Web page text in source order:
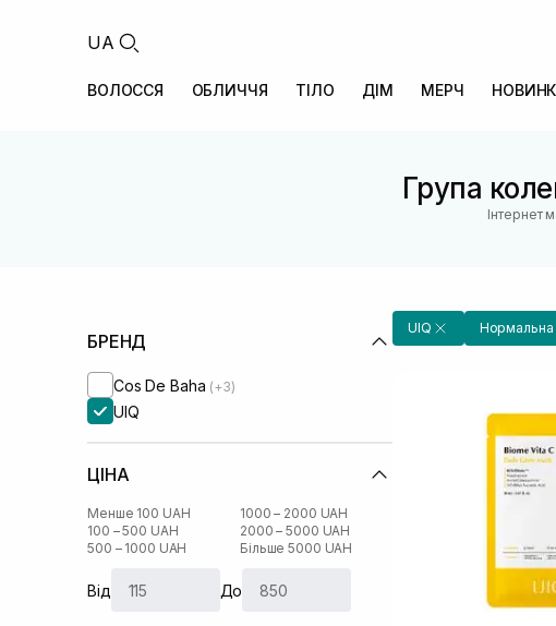
UA
ВОЛОССЯ ОБЛИЧЧЯ ТІЛО ДІМ МЕРЧ
Група
Інтернет
БРЕНД
Cos De Baha (+3)
UIQ
ЦІНА
Менше 100 UAH
100 – 500 UAH
500 – 1000 UAH
1000 – 2000 UAH
2000 – 5000 UAH
Більше 5000 UAH
Від До
UIQ Нормальна